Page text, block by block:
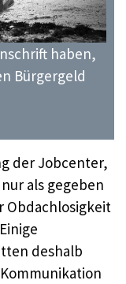
haben,
Bürgergeld
der Jobcenter,
als gegeben
Obdachlosigkeit
deshalb